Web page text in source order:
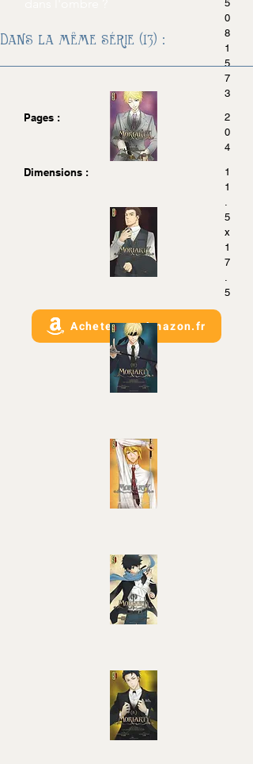
5
0
8
1
5
7
3
Pages :
2
0
4
Dimensions :
1
1
.
5
x
1
7
.
5
Acheter sur Amazon.fr
Dans la même série (13) :